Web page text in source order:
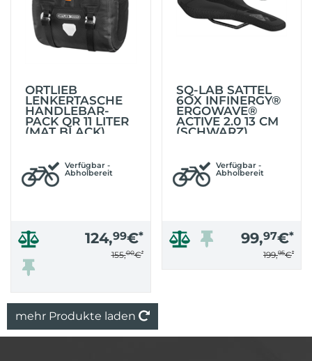
ORTLIEB
LENKERTASCHE
HANDLEBAR-
PACK QR 11 LITER
(MAT BLACK)
Verfügbar -
Abholbereit
124,99€*
155,00€*
SQ-LAB SATTEL
6OX INFINERGY®
ERGOWAVE®
ACTIVE 2.0 13 CM
(SCHWARZ)
Verfügbar -
Abholbereit
99,97€*
199,95€*
mehr Produkte laden